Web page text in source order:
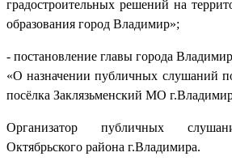
градостроительных решений на
образования город Владимир»;
- постановление главы города
«О назначении публичных слушаний
посёлка Заклязьменский МО
Организатор публичных
Октябрьского района г.Владимира.